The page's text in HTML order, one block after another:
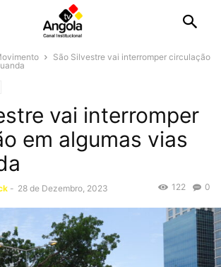
São Silvestre vai interromper circulação
vai interromper
em algumas vias
- 28 de Dezembro, 2023 0
122